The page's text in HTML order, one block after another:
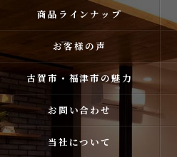
商品ラインナップ
お客様の声
古賀市・福津市の魅力
お問い合わせ
当社について